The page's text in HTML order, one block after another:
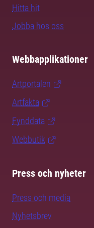
Hitta hit
Jobba hos oss
Webbapplikationer
Artportalen
Artfakta
Fynddata
Webbutik
Press och nyheter
Press och media
Nyhetsbrev